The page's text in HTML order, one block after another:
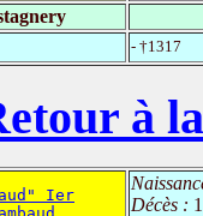
- †1317
à
Ier
Décès :